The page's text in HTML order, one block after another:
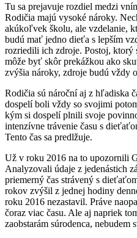
Tu sa prejavuje rozdiel medzi
Rodičia majú vysoké nároky.
akúkoľvek školu, ale vzdelanie,
budú mať jedno dieťa s lepším
rozriedili ich zdroje. Postoj, ktorý
môže byť skôr prekážkou ako
zvýšia nároky, zdroje budú vždy
Rodičia sú nároční aj z hľadiska
dospelí boli vždy so svojimi
kým si dospelí plnili svoje
intenzívne trávenie času s
Tento čas sa predlžuje.
Už v roku 2016 na to upozornili
Analyzovali údaje z jedenástich
priemerný čas strávený s
rokov zvýšil z jednej hodiny
roku 2016 nezastavil. Práve
čoraz viac času. Ale aj napriek
zaobstarám súrodenca,